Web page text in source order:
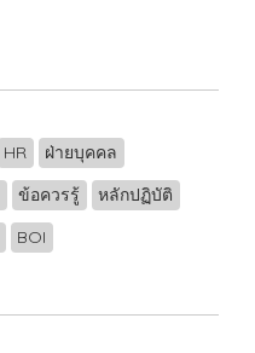
HR
ฝ่ายบุคคล
ข้อควรรู้
หลักปฏิบัติ
BOI